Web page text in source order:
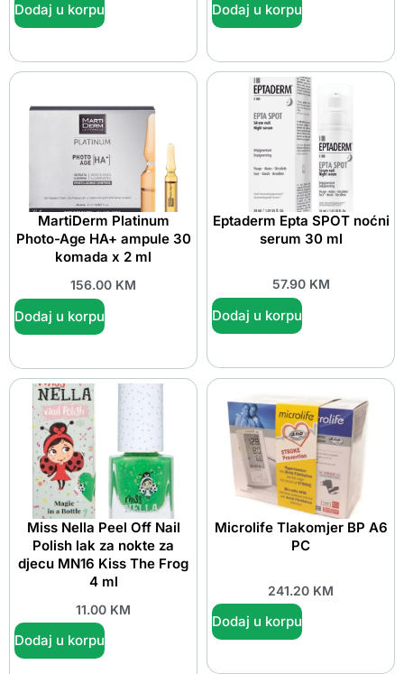
Dodaj u korpu Dodaj u korpu
MartiDerm Platinum
Photo-Age HA+ ampule 30
komada x 2 ml
156.00 KM
Dodaj u korpu
Eptaderm Epta SPOT noćni
serum 30 ml
57.90 KM
Dodaj u korpu
Miss Nella Peel Off Nail
Polish lak za nokte za
djecu MN16 Kiss The Frog
4 ml
11.00 KM
Dodaj u korpu
Microlife Tlakomjer BP A6
PC
241.20 KM
Dodaj u korpu